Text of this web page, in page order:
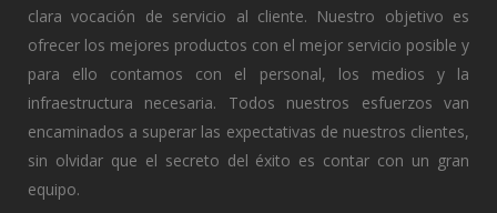
clara vocación de servicio al cliente. Nuestro objetivo es
ofrecer los mejores productos con el mejor servicio posible y
para ello contamos con el personal, los medios y la
infraestructura necesaria. Todos nuestros esfuerzos van
encaminados a superar las expectativas de nuestros clientes,
sin olvidar que el secreto del éxito es contar con un gran
equipo.